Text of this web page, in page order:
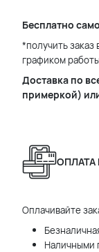
Бесплатно
*получить
графиком
Доставка по
примеркой)
ОПЛАТА
Оплачивайте
Наличными